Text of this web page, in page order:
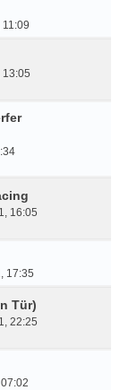
13:05
16:05
17:35
Tür)
22:25